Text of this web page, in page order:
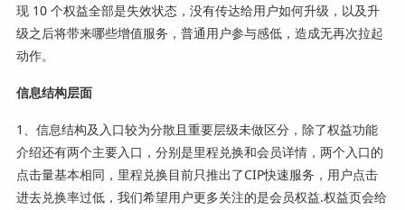
现 10 个权益全部是失效状态，没有传达给用户如何升级，以及升
级之后将带来哪些增值服务，普通用户参与感低，造成无再次拉起
动作。
信息结构层面
1、信息结构及入口较为分散且重要层级未做区分，除了权益功能
介绍还有两个主要入口，分别是里程兑换和会员详情，两个入口的
点击量基本相同，里程兑换目前只推出了CIP快速服务，用户点击
进去兑换率过低，我们希望用户更多关注的是会员权益.权益页会给